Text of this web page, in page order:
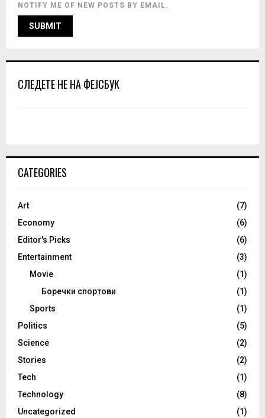
NOTIFY ME OF NEW POSTS BY EMAIL.
СЛЕДЕТЕ НЕ НА ФЕЈСБУК
CATEGORIES
Art
(7)
Economy
(6)
Editor's Picks
(6)
Entertainment
(3)
Movie
(1)
Боречки спортови
(1)
Sports
(1)
Politics
(5)
Science
(2)
Stories
(2)
Tech
(1)
Technology
(8)
Uncategorized
(1)